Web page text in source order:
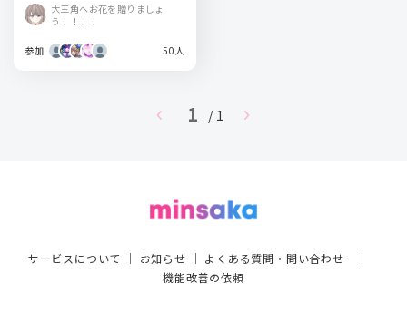
大三角へお花を贈りましょ
う！！！！
参加 50人
chevron_left 1 / 1 chevron_right
サービスについて ｜ お知らせ ｜ よくある質問・問い合わせ ｜
機能改善の依頼